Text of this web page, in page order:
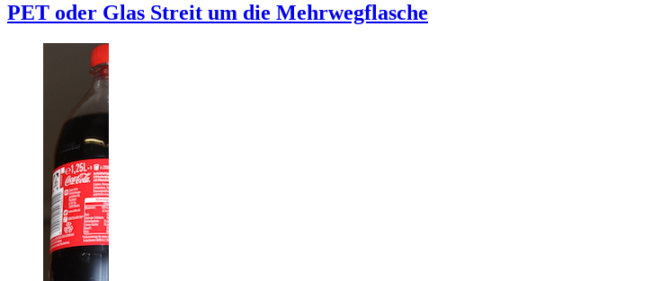
PET oder Glas Streit um die Mehrwegflasche